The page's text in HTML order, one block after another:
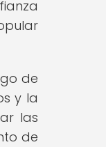
de
y la
las
de